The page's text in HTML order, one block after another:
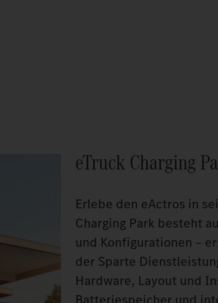
eTruck Charging
Erlebe den eActros in
Charging Park besteht
und Konfigurationen –
der Sparte
Hardware, Layout und